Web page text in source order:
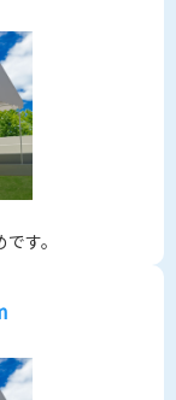
す。